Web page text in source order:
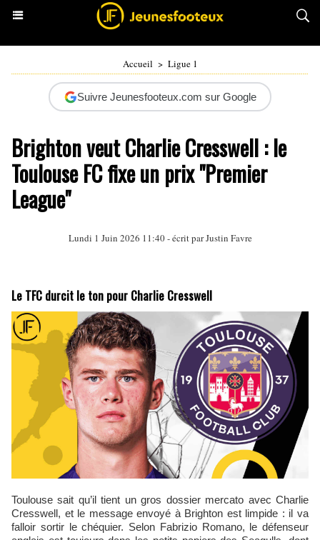
Accueil > Ligue 1
Suivre Jeunesfooteux.com sur Google
Brighton veut Charlie Cresswell : le
Toulouse FC fixe un prix "Premier
League"
Lundi 1 Juin 2026 11:40 - écrit parJustin Favre
Le TFC durcit le ton pour Charlie Cresswell
Toulouse sait qu’il tient un gros dossier mercato avec Charlie
Cresswell, et le message envoyé à Brighton est limpide : il va
falloir sortir le chéquier. Selon Fabrizio Romano, le défenseur